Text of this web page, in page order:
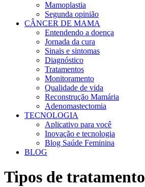
Mamoplastia
Segunda opinião
CÂNCER DE MAMA
Entendendo a doença
Jornada da cura
Sinais e sintomas
Diagnóstico
Tratamentos
Monitoramento
Qualidade de vida
Reconstrução Mamária
Adenomastectomia
TECNOLOGIA
Aplicativo para você
Inovação e tecnologia
Blog Saúde Feminina
BLOG
Tipos de tratamento